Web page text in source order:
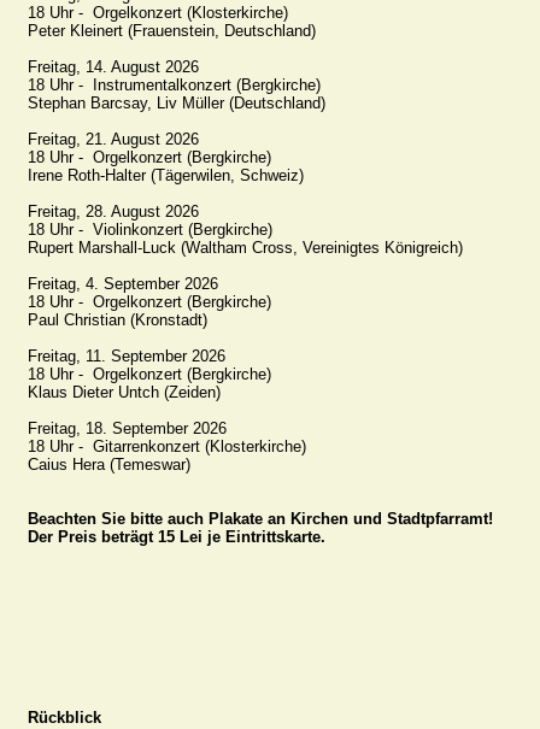
18 Uhr -  Orgelkonzert (Klosterkirche)
Peter Kleinert (Frauenstein, Deutschland)
Freitag, 14. August 2026
18 Uhr -  Instrumentalkonzert (Bergkirche)
Stephan Barcsay, Liv Müller (Deutschland)
Freitag, 21. August 2026
18 Uhr -  Orgelkonzert (Bergkirche)
Irene Roth-Halter (Tägerwilen, Schweiz)
Freitag, 28. August 2026
18 Uhr -  Violinkonzert (Bergkirche)
Rupert Marshall-Luck (Waltham Cross, Vereinigtes Königreich)
Freitag, 4. September 2026
18 Uhr -  Orgelkonzert (Bergkirche)
Paul Christian (Kronstadt)
Freitag, 11. September 2026
18 Uhr -  Orgelkonzert (Bergkirche)
Klaus Dieter Untch (Zeiden)
Freitag, 18. September 2026
18 Uhr -  Gitarrenkonzert (Klosterkirche)
Caius Hera (Temeswar)
Beachten Sie bitte auch Plakate an Kirchen und Stadtpfarramt!
Der Preis beträgt 15 Lei je Eintrittskarte.
Rückblick